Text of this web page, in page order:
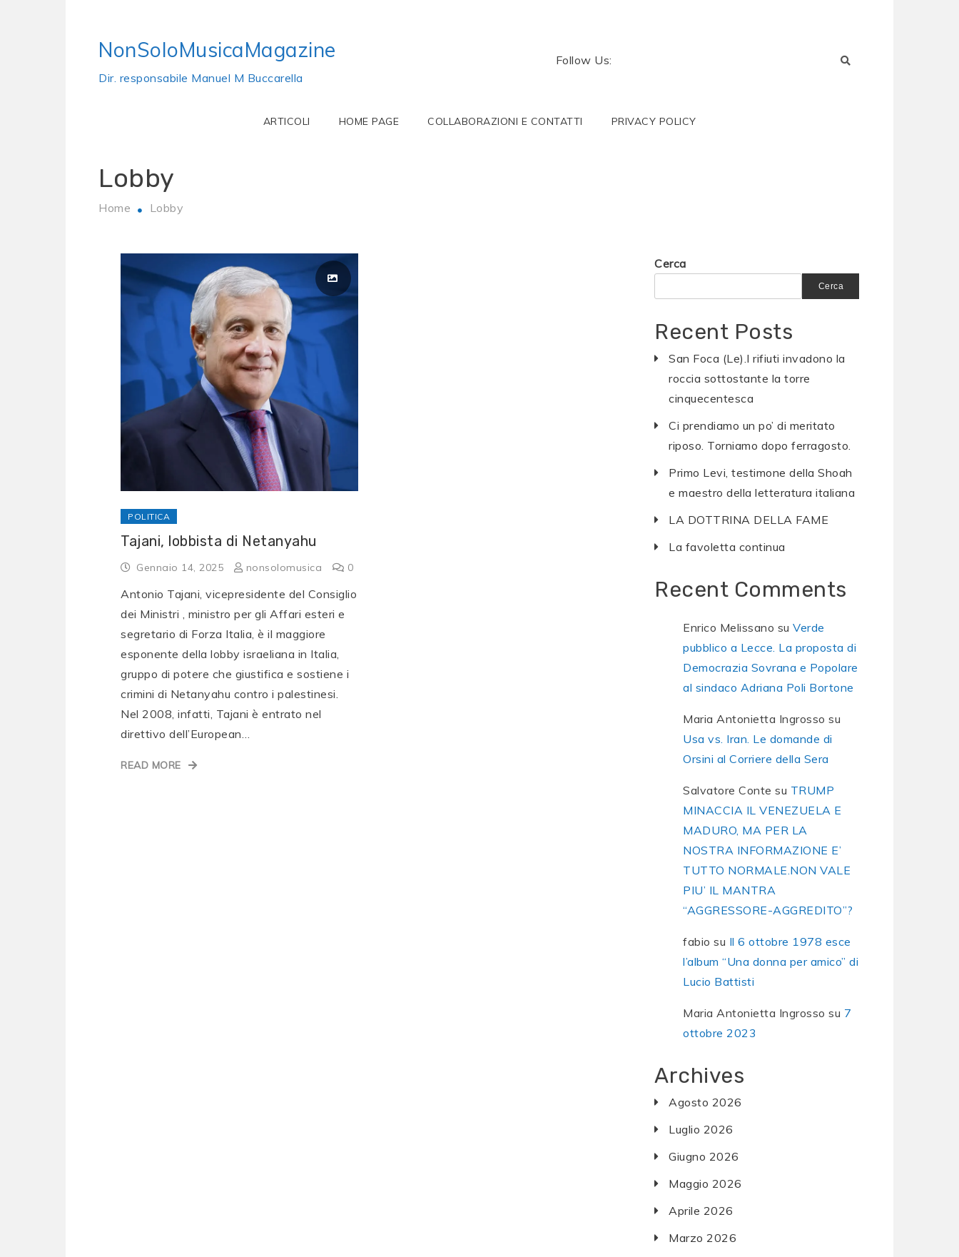
contentNonSoloMusicaMagazine
Dir. responsabile Manuel M Buccarella
Follow Us:
ARTICOLI HOME PAGE COLLABORAZIONI E CONTATTI PRIVACY POLICY
Lobby
Home Lobby
POLITICA
Tajani, lobbista di Netanyahu
Gennaio 14, 2025 nonsolomusica 0
Antonio Tajani, vicepresidente del Consiglio
dei Ministri , ministro per gli Affari esteri e
segretario di Forza Italia, è il maggiore
esponente della lobby israeliana in Italia,
gruppo di potere che giustifica e sostiene i
crimini di Netanyahu contro i palestinesi.
Nel 2008, infatti, Tajani è entrato nel
direttivo dell’European…
READ MORE
Cerca
Cerca
Recent Posts
San Foca (Le).I rifiuti invadono la
roccia sottostante la torre
cinquecentesca
Ci prendiamo un po’ di meritato
riposo. Torniamo dopo ferragosto.
Primo Levi, testimone della Shoah
e maestro della letteratura italiana
LA DOTTRINA DELLA FAME
La favoletta continua
Recent Comments
Enrico Melissano suVerde
pubblico a Lecce. La proposta di
Democrazia Sovrana e Popolare
al sindaco Adriana Poli Bortone
Maria Antonietta Ingrosso su
Usa vs. Iran. Le domande di
Orsini al Corriere della Sera
Salvatore Conte su TRUMP
MINACCIA IL VENEZUELA E
MADURO, MA PER LA
NOSTRA INFORMAZIONE E’
TUTTO NORMALE.NON VALE
PIU’ IL MANTRA
“AGGRESSORE-AGGREDITO”?
fabio su Il 6 ottobre 1978 esce
l’album “Una donna per amico” di
Lucio Battisti
Maria Antonietta Ingrosso su 7
ottobre 2023
Archives
Agosto 2026
Luglio 2026
Giugno 2026
Maggio 2026
Aprile 2026
Marzo 2026